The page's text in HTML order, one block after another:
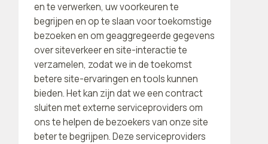
en te verwerken, uw voorkeuren te
begrijpen en op te slaan voor toekomstige
bezoeken en om geaggregeerde gegevens
over siteverkeer en site-interactie te
verzamelen, zodat we in de toekomst
betere site-ervaringen en tools kunnen
bieden. Het kan zijn dat we een contract
sluiten met externe serviceproviders om
ons te helpen de bezoekers van onze site
beter te begrijpen. Deze serviceproviders